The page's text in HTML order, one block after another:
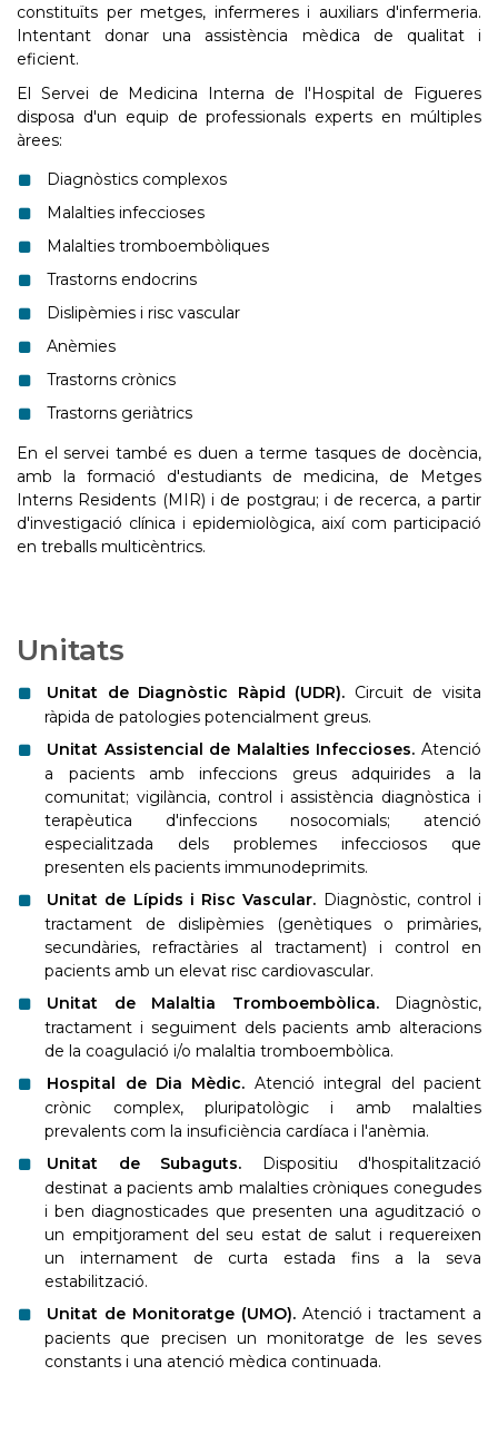
constituïts per metges, infermeres i auxiliars d'infermeria.
Intentant donar una assistència mèdica de qualitat i
eficient.
El Servei de Medicina Interna de l'Hospital de Figueres
disposa d'un equip de professionals experts en múltiples
àrees:
Diagnòstics complexos
Malalties infeccioses
Malalties tromboembòliques
Trastorns endocrins
Dislipèmies i risc vascular
Anèmies
Trastorns crònics
Trastorns geriàtrics
En el servei també es duen a terme tasques de docència,
amb la formació d'estudiants de medicina, de Metges
Interns Residents (MIR) i de postgrau; i de recerca, a partir
d'investigació clínica i epidemiològica, així com participació
en treballs multicèntrics.
Unitats
Unitat de Diagnòstic Ràpid (UDR). Circuit de visita
ràpida de patologies potencialment greus.
Unitat Assistencial de Malalties Infeccioses. Atenció
a pacients amb infeccions greus adquirides a la
comunitat; vigilància, control i assistència diagnòstica i
terapèutica d'infeccions nosocomials; atenció
especialitzada dels problemes infecciosos que
presenten els pacients immunodeprimits.
Unitat de Lípids i Risc Vascular. Diagnòstic, control i
tractament de dislipèmies (genètiques o primàries,
secundàries, refractàries al tractament) i control en
pacients amb un elevat risc cardiovascular.
Unitat de Malaltia Tromboembòlica.Diagnòstic,
tractament i seguiment dels pacients amb alteracions
de la coagulació i/o malaltia tromboembòlica.
Hospital de Dia Mèdic. Atenció integral del pacient
crònic complex, pluripatològic i amb malalties
prevalents com la insuficiència cardíaca i l'anèmia.
Unitat de Subaguts. Dispositiu d'hospitalització
destinat a pacients amb malalties cròniques conegudes
i ben diagnosticades que presenten una agudització o
un empitjorament del seu estat de salut i requereixen
un internament de curta estada fins a la seva
estabilització.
Unitat de Monitoratge (UMO).Atenció i tractament a
pacients que precisen un monitoratge de les seves
constants i una atenció mèdica continuada.